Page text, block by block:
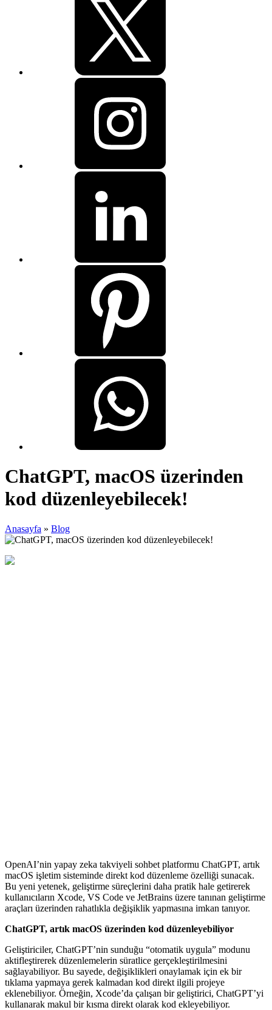
ChatGPT, macOS üzerinden
kod düzenleyebilecek!
Anasayfa » Blog
OpenAI’nin yapay zeka takviyeli sohbet platformu ChatGPT, artık
macOS işletim sisteminde direkt kod düzenleme özelliği sunacak.
Bu yeni yetenek, geliştirme süreçlerini daha pratik hale getirerek
kullanıcıların Xcode, VS Code ve JetBrains üzere tanınan geliştirme
araçları üzerinden rahatlıkla değişiklik yapmasına imkan tanıyor.
ChatGPT, artık macOS üzerinden kod düzenleyebiliyor
Geliştiriciler, ChatGPT’nin sunduğu “otomatik uygula” modunu
aktifleştirerek düzenlemelerin süratlice gerçekleştirilmesini
sağlayabiliyor. Bu sayede, değişiklikleri onaylamak için ek bir
tıklama yapmaya gerek kalmadan kod direkt ilgili projeye
eklenebiliyor. Örneğin, Xcode’da çalışan bir geliştirici, ChatGPT’yi
kullanarak makul bir kısma direkt olarak kod ekleyebiliyor.